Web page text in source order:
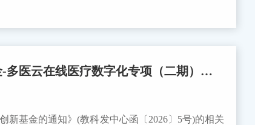
医疗数字化专项（二期）申请指南”的通知
新基金的通知》(教科发中心函〔2026〕5号)的相关